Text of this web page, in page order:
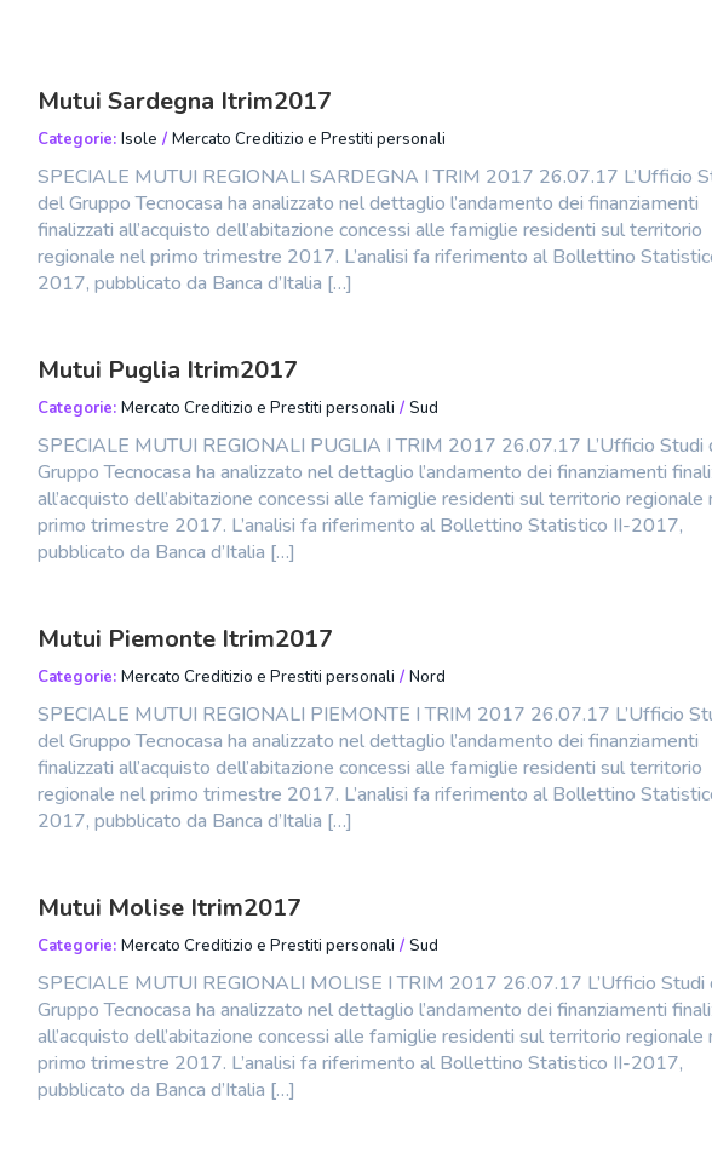
Mutui Sardegna Itrim2017
Categorie: Isole / Mercato Creditizio e Prestiti personali
SPECIALE MUTUI REGIONALI SARDEGNA I TRIM 2017 26.07.17 L’Ufficio
del Gruppo Tecnocasa ha analizzato nel dettaglio l’andamento dei finanziamenti
finalizzati all’acquisto dell’abitazione concessi alle famiglie residenti sul territorio
regionale nel primo trimestre 2017. L’analisi fa riferimento al Bollettino
2017, pubblicato da Banca d’Italia […]
Mutui Puglia Itrim2017
Categorie: Mercato Creditizio e Prestiti personali / Sud
SPECIALE MUTUI REGIONALI PUGLIA I TRIM 2017 26.07.17 L’Ufficio Studi
Gruppo Tecnocasa ha analizzato nel dettaglio l’andamento dei finanziamenti
all’acquisto dell’abitazione concessi alle famiglie residenti sul territorio regionale
primo trimestre 2017. L’analisi fa riferimento al Bollettino Statistico II-2017,
pubblicato da Banca d’Italia […]
Mutui Piemonte Itrim2017
Categorie: Mercato Creditizio e Prestiti personali / Nord
SPECIALE MUTUI REGIONALI PIEMONTE I TRIM 2017 26.07.17 L’Ufficio
del Gruppo Tecnocasa ha analizzato nel dettaglio l’andamento dei finanziamenti
finalizzati all’acquisto dell’abitazione concessi alle famiglie residenti sul territorio
regionale nel primo trimestre 2017. L’analisi fa riferimento al Bollettino
2017, pubblicato da Banca d’Italia […]
Mutui Molise Itrim2017
Categorie: Mercato Creditizio e Prestiti personali / Sud
SPECIALE MUTUI REGIONALI MOLISE I TRIM 2017 26.07.17 L’Ufficio Studi
Gruppo Tecnocasa ha analizzato nel dettaglio l’andamento dei finanziamenti
all’acquisto dell’abitazione concessi alle famiglie residenti sul territorio regionale
primo trimestre 2017. L’analisi fa riferimento al Bollettino Statistico II-2017,
pubblicato da Banca d’Italia […]